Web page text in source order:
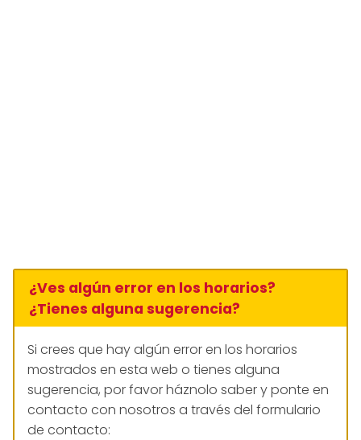
¿Ves algún error en los horarios?
¿Tienes alguna sugerencia?
Si crees que hay algún error en los horarios
mostrados en esta web o tienes alguna
sugerencia, por favor háznolo saber y ponte en
contacto con nosotros a través del formulario
de contacto: